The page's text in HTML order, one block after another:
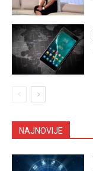
NAJNOVIJE